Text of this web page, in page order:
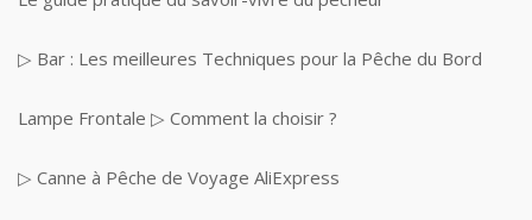
▷ Bar : Les meilleures Techniques pour la Pêche du Bord
Lampe Frontale ▷ Comment la choisir ?
▷ Canne à Pêche de Voyage AliExpress